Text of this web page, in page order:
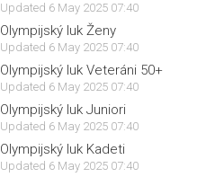
Updated 6 May 2025 07:40
Olympijský luk Ženy
Updated 6 May 2025 07:40
Olympijský luk Veteráni 50+
Updated 6 May 2025 07:40
Olympijský luk Juniori
Updated 6 May 2025 07:40
Olympijský luk Kadeti
Updated 6 May 2025 07:40